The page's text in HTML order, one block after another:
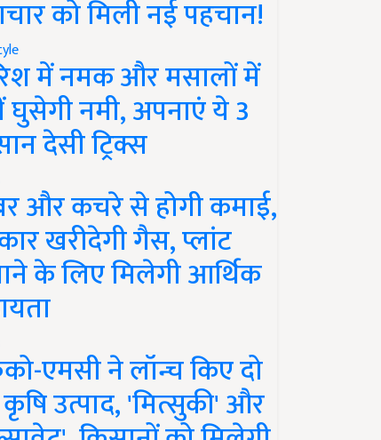
को मिली नई पहचान!
में नमक और मसालों में
घुसेगी नमी, अपनाएं ये 3
देसी ट्रिक्स
और कचरे से होगी कमाई,
खरीदेगी गैस, प्लांट
के लिए मिलेगी आर्थिक
एमसी ने लॉन्च किए दो
उत्पाद, 'मित्सुकी' और